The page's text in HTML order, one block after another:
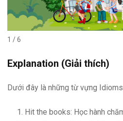
1 / 6
Explanation (Giải thích)
Dưới đây là những từ vựng Idioms
Hit the books: Học hành